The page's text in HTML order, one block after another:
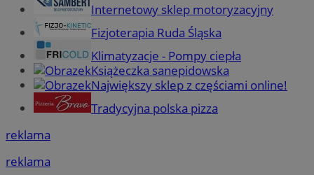
Internetowy sklep motoryzacyjny
Fizjoterapia Ruda Śląska
Klimatyzacje - Pompy ciepła
Książeczka sanepidowska
Największy sklep z częściami online!
Tradycyjna polska pizza
reklama
reklama